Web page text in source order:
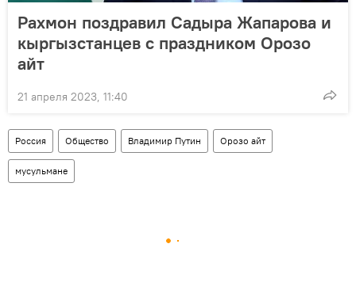
Рахмон поздравил Садыра Жапарова и
кыргызстанцев с праздником Орозо
айт
21 апреля 2023, 11:40
Россия Общество Владимир Путин Орозо айт
мусульмане